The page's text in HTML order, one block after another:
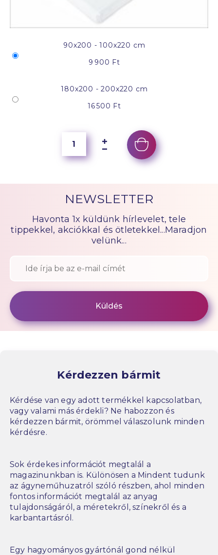
90x200 - 100x220 cm
9 900 Ft
180x200 - 200x220 cm
16 500 Ft
NEWSLETTER
Havonta 1x küldünk hírlevelet, tele
tippekkel, akciókkal és ötletekkel...Maradjon
velünk...
Kérdezzen bármit
Kérdése van egy adott termékkel kapcsolatban,
vagy valami más érdekli? Ne habozzon és
kérdezzen bármit, örömmel válaszolunk minden
kérdésre.
Sok érdekes információt megtalál a
magazinunkban is. Különösen a Mindent tudunk
az ágyneműhuzatról szóló részben, ahol minden
fontos információt megtalál az anyag
tulajdonságáról, a méretekről, színekről és a
karbantartásról.
Egy hagyományos gyártónál gond nélkül